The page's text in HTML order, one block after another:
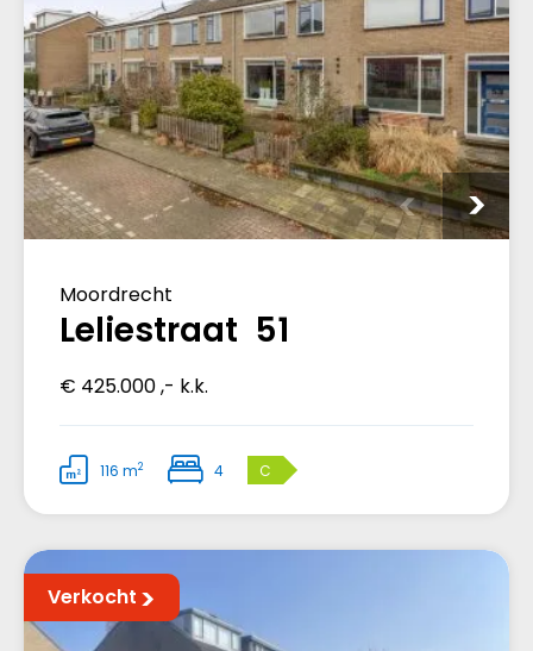
Moordrecht
Leliestraat 51
€ 425.000 ,- k.k.
116 m2 4 C
Verkocht